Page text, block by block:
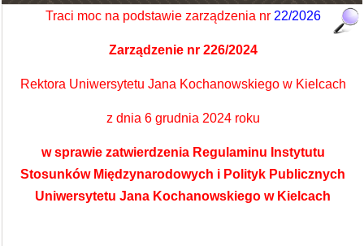
Traci moc na podstawie zarządzenia nr 22/2026
Zarządzenie nr226/2024
Rektora Uniwersytetu Jana Kochanowskiego w Kielcach
z dnia 6 grudnia 2024 roku
w sprawie zatwierdzenia Regulaminu Instytutu
Stosunków Międzynarodowych i Polityk Publicznych
Uniwersytetu Jana Kochanowskiego w Kielcach